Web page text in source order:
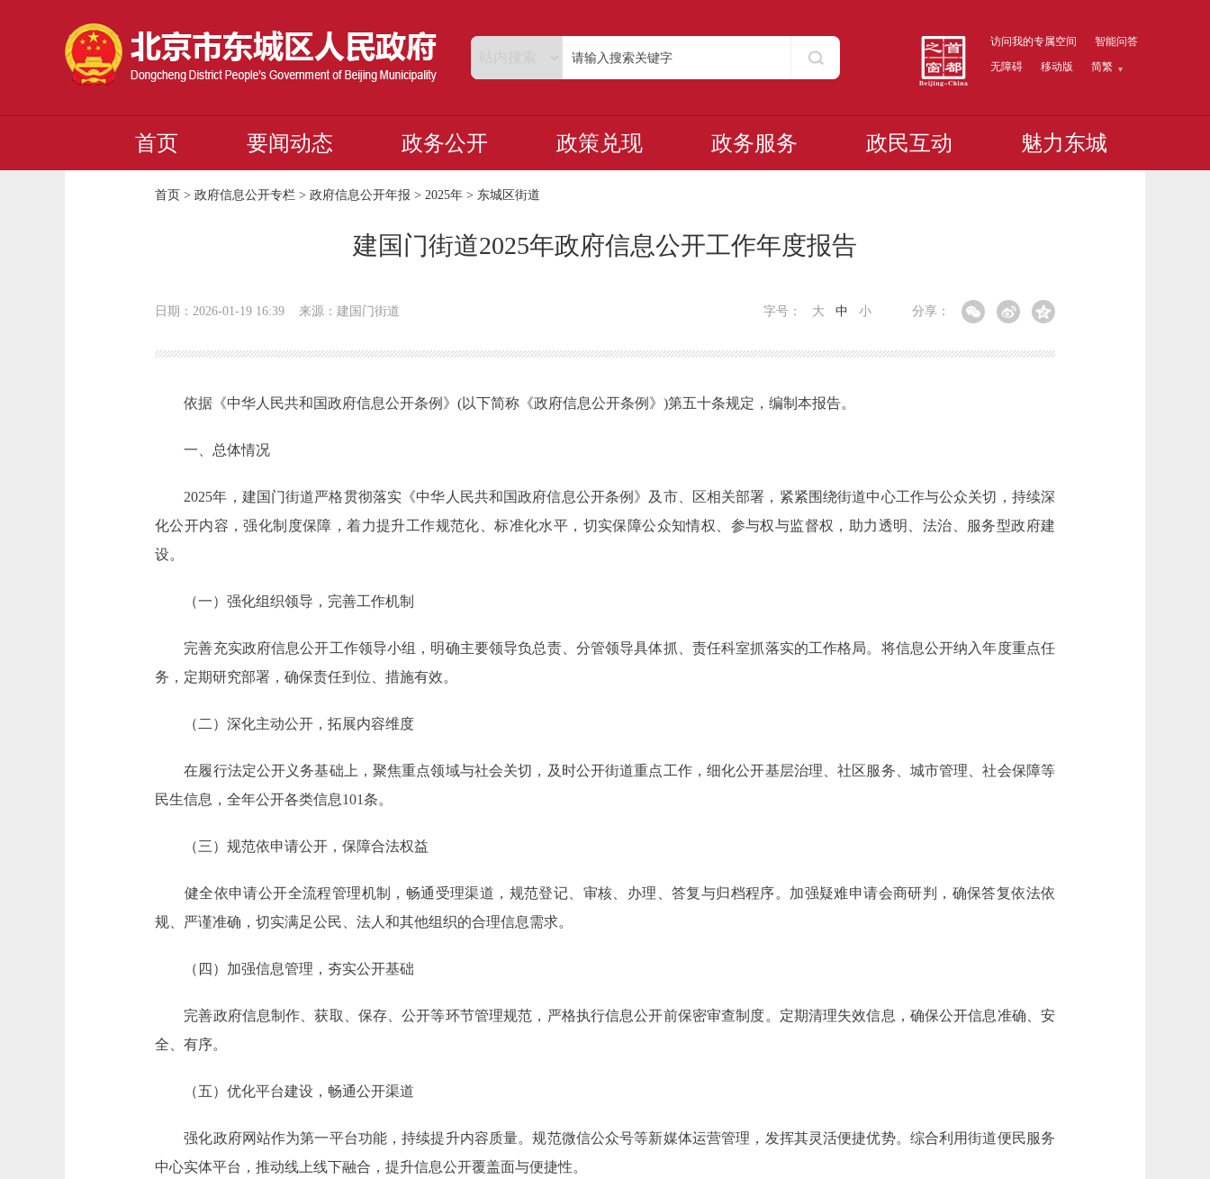
访问我的专属空间
智能问答
无障碍
移动版 简繁
首页 要闻动态 政务公开 政策兑现 政务服务 政民互动 魅力东城
首页 > 政府信息公开专栏 > 政府信息公开年报 > 2025年 > 东城区街道
建国门街道2025年政府信息公开工作年度报告
日期：2026-01-19 16:39 来源：建国门街道 分享：
字号： 大 中 小
依据《中华人民共和国政府信息公开条例》(以下简称《政府信息公开条例》)第五十条规定，编制本报告。
一、总体情况
2025年，建国门街道严格贯彻落实《中华人民共和国政府信息公开条例》及市、区相关部署，紧紧围绕街道中心工作与公众关切，持续深
化公开内容，强化制度保障，着力提升工作规范化、标准化水平，切实保障公众知情权、参与权与监督权，助力透明、法治、服务型政府建
设。
（一）强化组织领导，完善工作机制
完善充实政府信息公开工作领导小组，明确主要领导负总责、分管领导具体抓、责任科室抓落实的工作格局。将信息公开纳入年度重点任
务，定期研究部署，确保责任到位、措施有效。
（二）深化主动公开，拓展内容维度
在履行法定公开义务基础上，聚焦重点领域与社会关切，及时公开街道重点工作，细化公开基层治理、社区服务、城市管理、社会保障等
民生信息，全年公开各类信息101条。
（三）规范依申请公开，保障合法权益
健全依申请公开全流程管理机制，畅通受理渠道，规范登记、审核、办理、答复与归档程序。加强疑难申请会商研判，确保答复依法依
规、严谨准确，切实满足公民、法人和其他组织的合理信息需求。
（四）加强信息管理，夯实公开基础
完善政府信息制作、获取、保存、公开等环节管理规范，严格执行信息公开前保密审查制度。定期清理失效信息，确保公开信息准确、安
全、有序。
（五）优化平台建设，畅通公开渠道
强化政府网站作为第一平台功能，持续提升内容质量。规范微信公众号等新媒体运营管理，发挥其灵活便捷优势。综合利用街道便民服务
中心实体平台，推动线上线下融合，提升信息公开覆盖面与便捷性。